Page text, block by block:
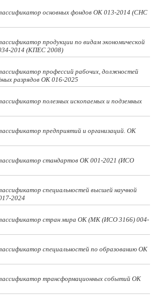
основных фондов ОК 013-2014 (СНС
продукции по видам экономической
2014 (КПЕС 2008)
профессий рабочих, должностей
разрядов ОК 016-2025
полезных ископаемых и подземных
предприятий и организаций. ОК
стандартов ОК 001-2021 (ИСО
специальностей высшей научной
2024
стран мира ОК (МК (ИСО 3166) 004-
специальностей по образованию ОК
трансформационных событий ОК